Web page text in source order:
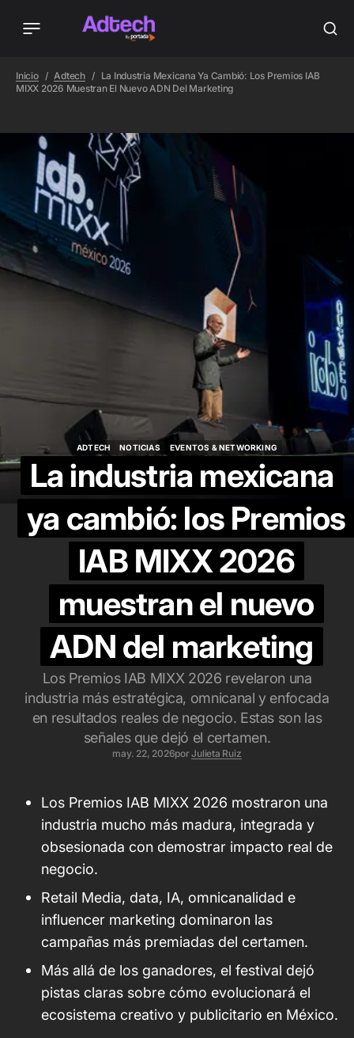
Inicio Adtech
La Industria Mexicana Ya Cambió: Los Premios IAB
MIXX 2026 Muestran El Nuevo ADN Del Marketing
ADTECH
NOTICIAS
EVENTOS & NETWORKING
La industria mexicana
ya cambió: los Premios
IAB MIXX 2026
muestran el nuevo
ADN del marketing
Los Premios IAB MIXX 2026 revelaron una
industria más estratégica, omnicanal y enfocada
en resultados reales de negocio. Estas son las
señales que dejó el certamen.
may. 22, 2026por Julieta Ruiz
Los Premios IAB MIXX 2026 mostraron una
industria mucho más madura, integrada y
obsesionada con demostrar impacto real de
negocio.
Retail Media, data, IA, omnicanalidad e
influencer marketing dominaron las
campañas más premiadas del certamen.
Más allá de los ganadores, el festival dejó
pistas claras sobre cómo evolucionará el
ecosistema creativo y publicitario en México.